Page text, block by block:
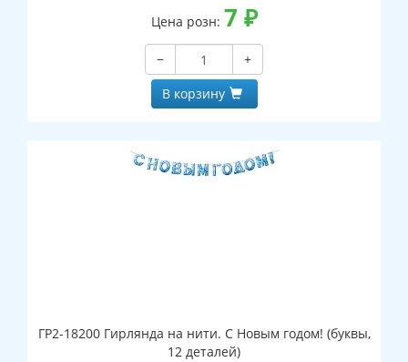
Цена розн: 7 ₽
−
+
В корзину
ГР2-18200 Гирлянда на нити. С Новым годом! (буквы,
12 деталей)